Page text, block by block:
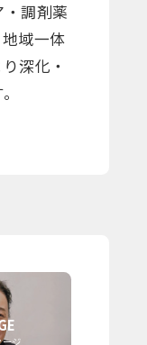
調剤薬
域一体
深化・
ジ